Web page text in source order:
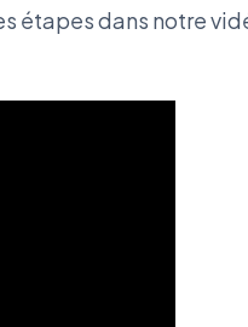
étapes dans notre